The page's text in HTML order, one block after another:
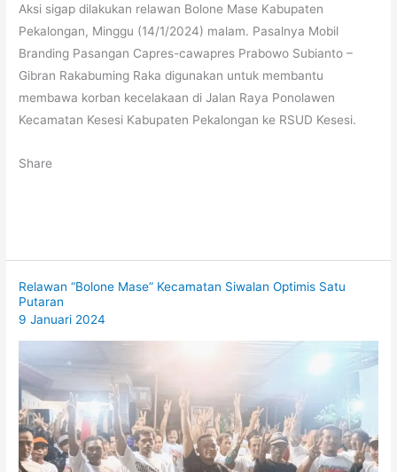
Aksi sigap dilakukan relawan Bolone Mase Kabupaten
Pekalongan, Minggu (14/1/2024) malam. Pasalnya Mobil
Branding Pasangan Capres-cawapres Prabowo Subianto –
Gibran Rakabuming Raka digunakan untuk membantu
membawa korban kecelakaan di Jalan Raya Ponolawen
Kecamatan Kesesi Kabupaten Pekalongan ke RSUD Kesesi.
Share
Relawan “Bolone Mase” Kecamatan Siwalan Optimis Satu
Putaran
9 Januari 2024